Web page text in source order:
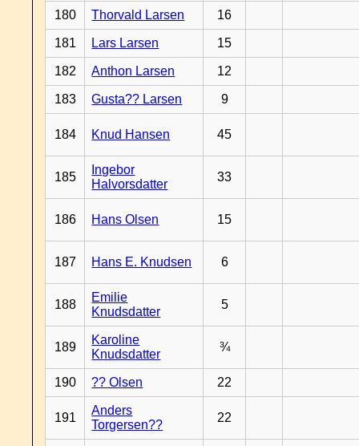
180 Thorvald Larsen 16
181 Lars Larsen 15
182 Anthon Larsen 12
183 Gusta?? Larsen 9
184 Knud Hansen 45
185
Ingebor
Halvorsdatter
33
186 Hans Olsen 15
187 Hans E. Knudsen 6
188
Emilie
Knudsdatter
5
189
Karoline
Knudsdatter
¾
190 ?? Olsen 22
191
Anders
Torgersen??
22